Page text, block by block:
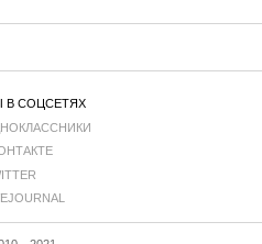
В СОЦСЕТЯХ